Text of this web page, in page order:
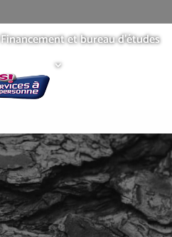
Financement et bureau d’études